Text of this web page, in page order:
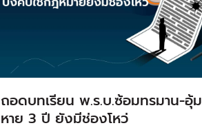
ถอดบทเรียน พ.ร.บ.ซ้อมทรมาน-อุ้ม
หาย 3 ปี ยังมีช่องโหว่